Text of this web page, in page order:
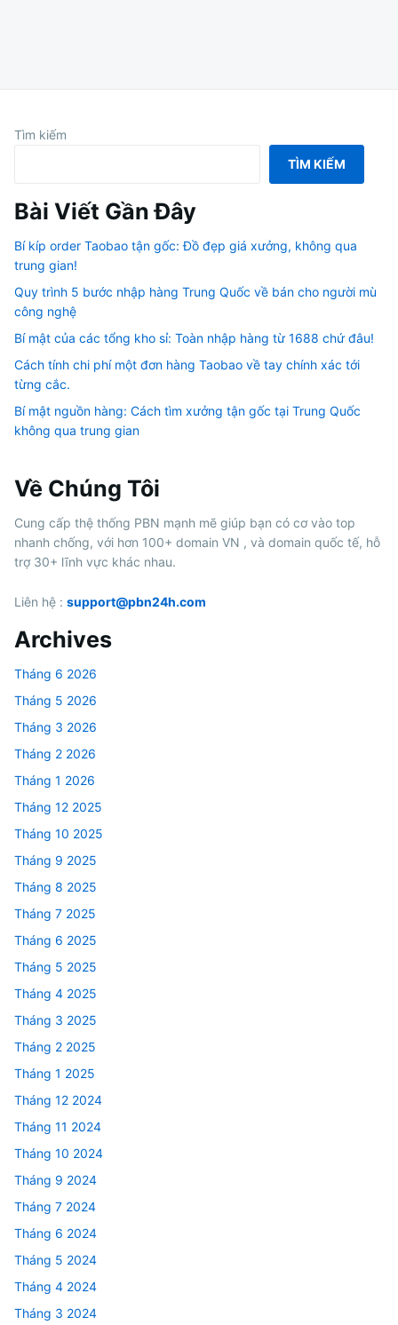
Tìm kiếm
TÌM KIẾM
Bài Viết Gần Đây
Bí kíp order Taobao tận gốc: Đồ đẹp giá xưởng, không qua
trung gian!
Quy trình 5 bước nhập hàng Trung Quốc về bán cho người mù
công nghệ
Bí mật của các tổng kho sỉ: Toàn nhập hàng từ 1688 chứ đâu!
Cách tính chi phí một đơn hàng Taobao về tay chính xác tới
từng cắc.
Bí mật nguồn hàng: Cách tìm xưởng tận gốc tại Trung Quốc
không qua trung gian
Về Chúng Tôi
Cung cấp thệ thống PBN mạnh mẽ giúp bạn có cơ vào top
nhanh chống, với hơn 100+ domain VN , và domain quốc tế, hỗ
trợ 30+ lĩnh vực khác nhau.
Liên hệ : support@pbn24h.com
Archives
Tháng 6 2026
Tháng 5 2026
Tháng 3 2026
Tháng 2 2026
Tháng 1 2026
Tháng 12 2025
Tháng 10 2025
Tháng 9 2025
Tháng 8 2025
Tháng 7 2025
Tháng 6 2025
Tháng 5 2025
Tháng 4 2025
Tháng 3 2025
Tháng 2 2025
Tháng 1 2025
Tháng 12 2024
Tháng 11 2024
Tháng 10 2024
Tháng 9 2024
Tháng 7 2024
Tháng 6 2024
Tháng 5 2024
Tháng 4 2024
Tháng 3 2024